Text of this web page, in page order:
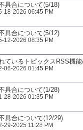
具合について(5/18)
18-2026 06:45 PM
具合について(5/12)
12-2026 08:35 PM
ているトピックスRSS機
06-2026 01:45 PM
具合について(1/28)
28-2026 01:35 PM
具合について(12/29)
29-2025 11:28 PM